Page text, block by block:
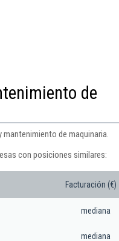
de
de maquinaria.
con posiciones similares:
Facturación (€)
mediana
mediana